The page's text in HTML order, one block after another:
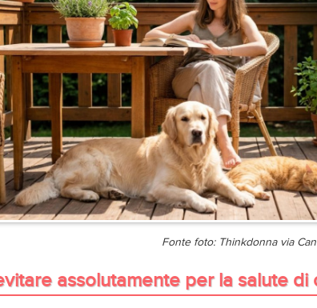
Fonte foto: Thinkdonna via
assolutamente per la salute di